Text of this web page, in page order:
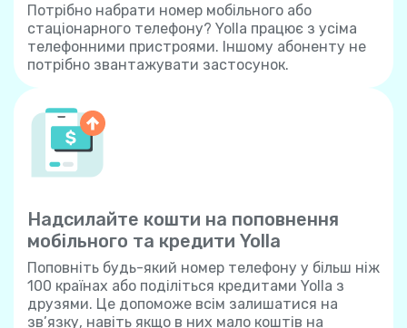
Потрібно набрати номер мобільного або
стаціонарного телефону? Yolla працює з усіма
телефонними пристроями. Іншому абоненту не
потрібно звантажувати застосунок.
Надсилайте кошти на поповнення
мобільного та кредити Yolla
Поповніть будь-який номер телефону у більш ніж
100 країнах або поділіться кредитами Yolla з
друзями. Це допоможе всім залишатися на
зв’язку, навіть якщо в них мало коштів на